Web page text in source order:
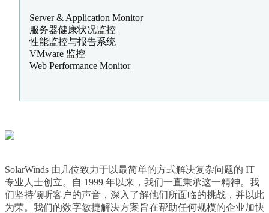
Server & Application Monitor
服务器健康状况监控
性能监控与报告系统
VMware 监控
Web Performance Monitor
SolarWinds 由几位致力于以最简单的方式解决复杂问题的 IT
专业人士创立。自 1999 年以来，我们一直秉承这一精神。我
们坚持倾听客户的声音，深入了解他们所面临的挑战，并以此
为荣。我们的数字敏捷解决方案旨在帮助任何规模的企业加快